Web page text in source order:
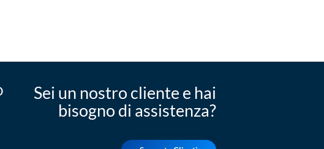
Sei un nostro cliente e hai
bisogno di assistenza?